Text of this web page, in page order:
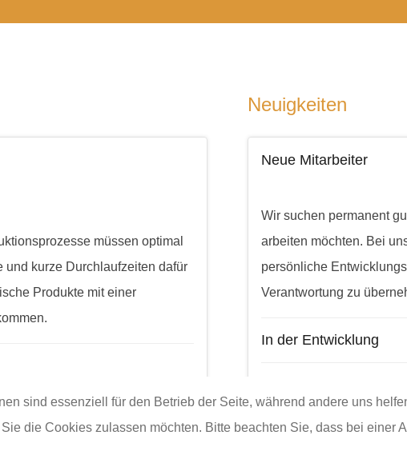
müssen optimal
kurze Durchlaufzeiten dafür
Produkte mit einer
Neuigkeiten
Neue Mitarbeiter
Wir suchen permanent
arbeiten möchten. Bei
persönliche
Verantwortung zu
In der Entwicklung
sind essenziell für den Betrieb der Seite, während andere uns
die Cookies zulassen möchten. Bitte beachten Sie, dass bei